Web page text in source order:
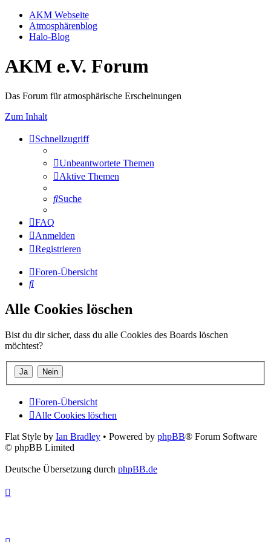
AKM Webseite
Atmosphärenblog
Halo-Blog
AKM e.V. Forum
Das Forum für atmosphärische Erscheinungen
Zum Inhalt
Schnellzugriff
Unbeantwortete Themen
Aktive Themen
Suche
FAQ
Anmelden
Registrieren
Foren-Übersicht
Suche
Alle Cookies löschen
Bist du dir sicher, dass du alle Cookies des Boards löschen
möchtest?
Foren-Übersicht
Alle Cookies löschen
Flat Style by Ian Bradley • Powered by phpBB® Forum Software
© phpBB Limited
Deutsche Übersetzung durch phpBB.de